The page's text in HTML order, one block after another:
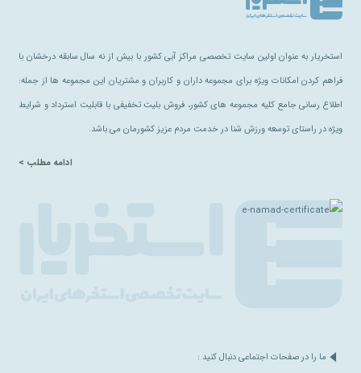
استخریار به عنوان اولین سایت تخصصی مراکز آبی کشور با بیش از نه سال سابقه درخشان با
فراهم کردن امکانات ویژه برای مجموعه داران و کاربران و مشتریان این مجموعه ها از جمله:
اطلاع رسانی جامع کلیه مجموعه های کشور، فروش بلیت تخفیفی با قابلیت استرداد و شرایط
ویژه در راستای توسعه ورزش شنا در خدمت مردم عزیز کشورمان می باشد.
ادامه مطلب >
ما را در صفحات اجتماعی دنبال کنید :